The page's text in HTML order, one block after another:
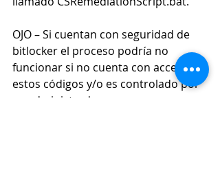
OJO – Si cuentan con seguridad de
bitlocker el proceso podría no
funcionar si no cuenta con acceso a
estos códigos y/o es controlado por
su administrador.